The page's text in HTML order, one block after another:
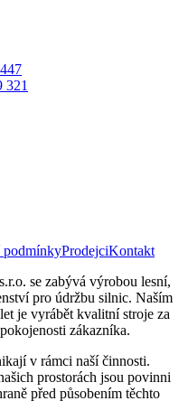
321
podmínkyProdejciKontakt
se zabývá výrobou lesní,
pro údržbu silnic. Naším
je vyrábět kvalitní stroje za
zákazníka.
v rámci naší činnosti.
prostorách jsou povinni
před působením těchto